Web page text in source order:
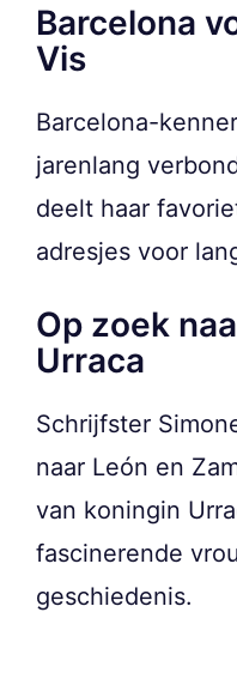
Barcelona
Vis
Barcelona-
jarenlang
deelt haar
adresjes voor
Op zoek
Urraca
Schrijfster
naar León en
van koningin
fascinerende
geschiedenis.